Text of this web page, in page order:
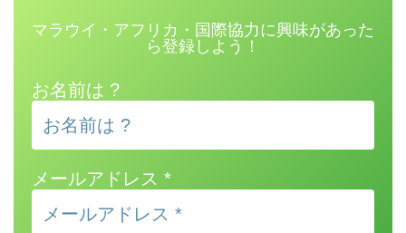
マラウイ・アフリカ・国際協力に興味があった
ら登録しよう！
お名前は ?
メールアドレス *